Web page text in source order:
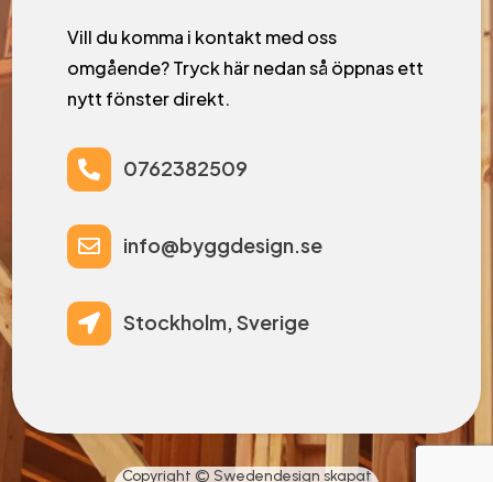
Vill du komma i kontakt med oss
omgående? Tryck här nedan så öppnas ett
nytt fönster direkt.
 0762382509
 info@byggdesign.se
 Stockholm, Sverige
Copyright © Swedendesign skapat